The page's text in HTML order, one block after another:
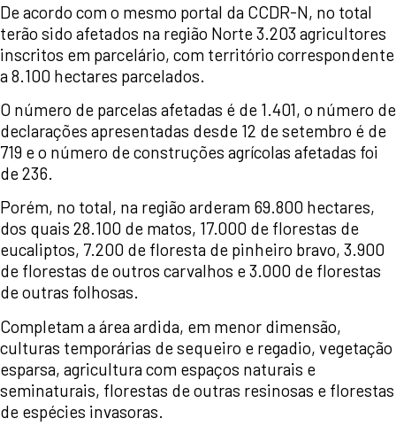
De acordo com o mesmo portal da CCDR-N, no total
terão sido afetados na região Norte 3.203 agricultores
inscritos em parcelário, com território correspondente
a 8.100 hectares parcelados.
O número de parcelas afetadas é de 1.401, o número de
declarações apresentadas desde 12 de setembro é de
719 e o número de construções agrícolas afetadas foi
de 236.
Porém, no total, na região arderam 69.800 hectares,
dos quais 28.100 de matos, 17.000 de florestas de
eucaliptos, 7.200 de floresta de pinheiro bravo, 3.900
de florestas de outros carvalhos e 3.000 de florestas
de outras folhosas.
Completam a área ardida, em menor dimensão,
culturas temporárias de sequeiro e regadio, vegetação
esparsa, agricultura com espaços naturais e
seminaturais, florestas de outras resinosas e florestas
de espécies invasoras.